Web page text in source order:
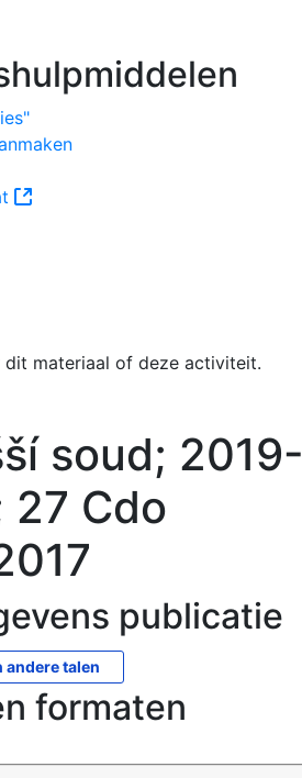
Portlet
materiaal of deze activiteit.
soud; 2019-
Cdo
publicatie
andere talen
formaten